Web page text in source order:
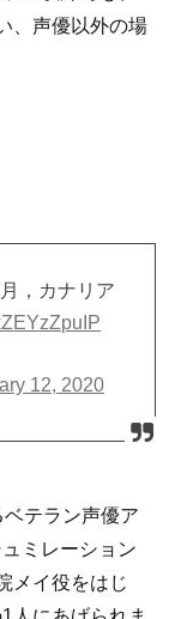
、声優以外の場
，カナリア
12, 2020
テラン声優ア
ミレーション
メイ役をはじ